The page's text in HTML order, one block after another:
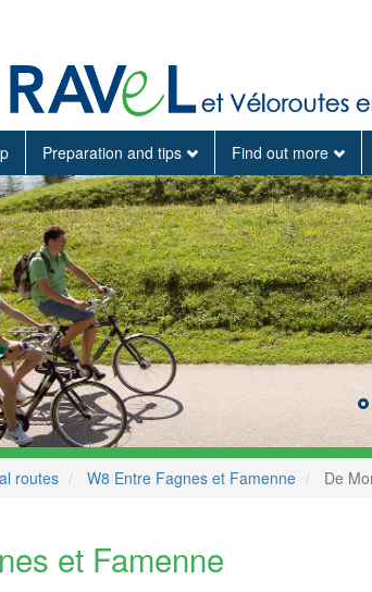
Preparation and tips Find out more
routes W8 Entre Fagnes et Famenne De
et Famenne